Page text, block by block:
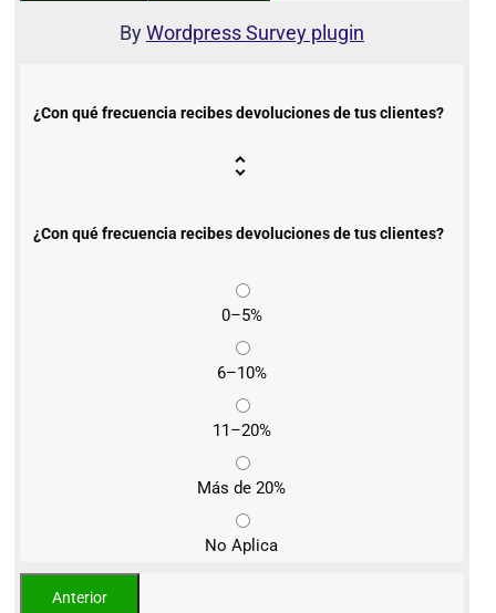
ByWordpress Survey plugin
¿Con qué frecuencia recibes devoluciones de tus clientes?
¿Con qué frecuencia recibes devoluciones de tus clientes?
0–5%
6–10%
11–20%
Más de 20%
No Aplica